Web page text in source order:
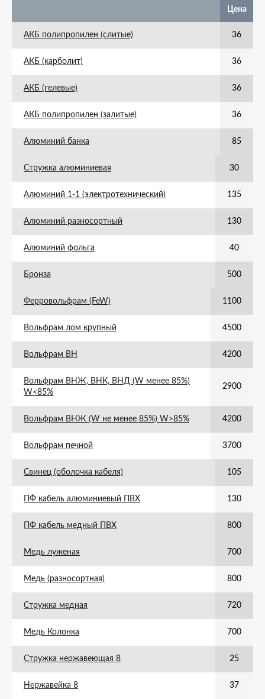
Цена
АКБ полипропилен (слитые) 36
АКБ (карболит) 36
АКБ (гелевые) 36
АКБ полипропилен (залитые) 36
Алюминий банка 85
Стружка алюминиевая 30
Алюминий 1-1 (электротехнический) 135
Алюминий разносортный 130
Алюминий фольга 40
Бронза 500
Ферровольфрам (FeW) 1100
Вольфрам лом крупный 4500
Вольфрам ВН 4200
Вольфрам ВНЖ, ВНК, ВНД (W менее 85%)
W<85%
2900
Вольфрам ВНЖ (W не менее 85%) W>85% 4200
Вольфрам печной 3700
Свинец (оболочка кабеля) 105
ПФ кабель алюминиевый ПВХ 130
ПФ кабель медный ПВХ 800
Медь луженая 700
Медь (разносортная) 800
Стружка медная 720
Медь Колонка 700
Стружка нержавеющая 8 25
Нержавейка 8 37